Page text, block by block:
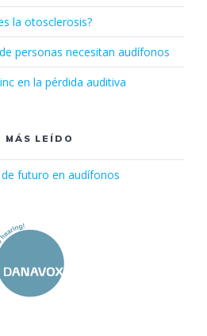
la otosclerosis?
personas necesitan audífonos
en la pérdida auditiva
MÁS LEÍDO
futuro en audífonos